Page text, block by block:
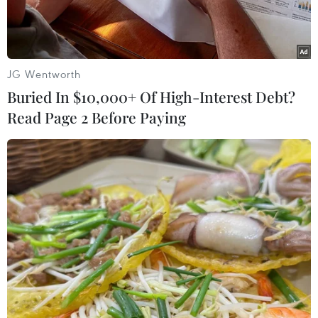
Hình ảnh vệ tinh chụp tổ hợp hạt nhân Yongbyon ở Triều Tiên.
(Ảnh: AFP/TTXVN)
Theo trang web 38 độ Bắc của Mỹ chuyên theo
dõi tình hình ở Triều Tiên, hình ảnh vệ tinh
JG Wentworth
Buried In $10,000+ Of High-Interest Debt?
Read Page 2 Before Paying